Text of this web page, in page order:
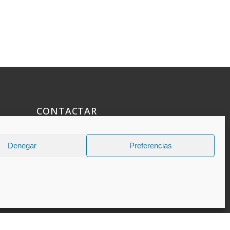
Denegar Preferencias
CONTACTAR
925 508 922